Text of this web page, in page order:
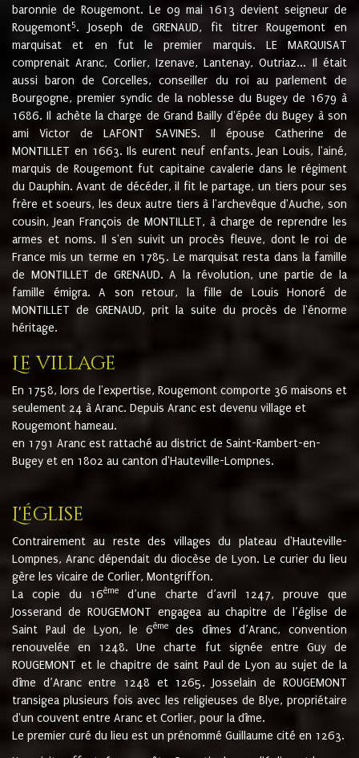
baronnie de Rougemont. Le 09 mai 1613 devient seigneur de
Rougemont5. Joseph de GRENAUD, fit titrer Rougemont en
marquisat et en fut le premier marquis. LE MARQUISAT
comprenait Aranc, Corlier, Izenave, Lantenay, Outriaz... Il était
aussi baron de Corcelles, conseiller du roi au parlement de
Bourgogne, premier syndic de la noblesse du Bugey de 1679 à
1686. Il achète la charge de Grand Bailly d'épée du Bugey à son
ami Victor de LAFONT SAVINES. Il épouse Catherine de
MONTILLET en 1663. Ils eurent neuf enfants. Jean Louis, l'ainé,
marquis de Rougemont fut capitaine cavalerie dans le régiment
du Dauphin. Avant de décéder, il fit le partage, un tiers pour ses
frère et soeurs, les deux autre tiers à l'archevêque d'Auche, son
cousin, Jean François de MONTILLET, à charge de reprendre les
armes et noms. Il s'en suivit un procès fleuve, dont le roi de
France mis un terme en 1785. Le marquisat resta dans la famille
de MONTILLET de GRENAUD. A la révolution, une partie de la
famille émigra. A son retour, la fille de Louis Honoré de
MONTILLET de GRENAUD, prit la suite du procès de l'énorme
héritage.
Le village
En 1758, lors de l'expertise, Rougemont comporte 36 maisons et
seulement 24 à Aranc. Depuis Aranc est devenu village et
Rougemont hameau.
en 1791 Aranc est rattaché au district de Saint-Rambert-en-
Bugey et en 1802 au canton d'Hauteville-Lompnes.
L'église
Contrairement au reste des villages du plateau d'Hauteville-
Lompnes, Aranc dépendait du diocèse de Lyon. Le curier du lieu
gère les vicaire de Corlier, Montgriffon.
La copie du 16ème
d’une charte d’avril 1247, prouve que
Josserand de ROUGEMONT engagea au chapitre de l’église de
Saint Paul de Lyon, le 6èmedes dîmes d’Aranc, convention
renouvelée en 1248. Une charte fut signée entre Guy de
ROUGEMONT et le chapitre de saint Paul de Lyon au sujet de la
dîme d’Aranc entre 1248 et 1265. Josselain de ROUGEMONT
transigea plusieurs fois avec les religieuses de Blye, propriétaire
d'un couvent entre Aranc et Corlier, pour la dîme.
Le premier curé du lieu est un prénommé Guillaume cité en 1263.